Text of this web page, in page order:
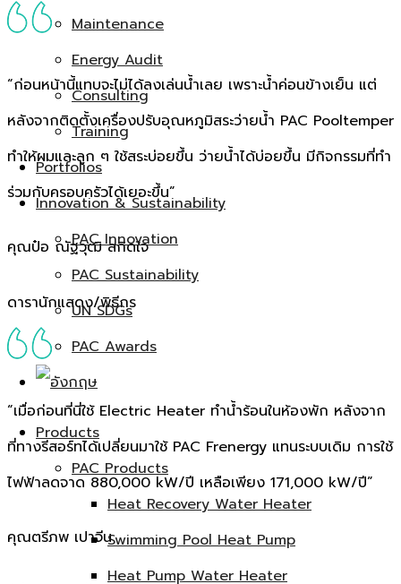
Maintenance
Energy Audit
Consulting
Training
Portfolios
Innovation & Sustainability
PAC Innovation
PAC Sustainability
UN SDGs
PAC Awards
Products
PAC Products
Heat Recovery Water Heater
Swimming Pool Heat Pump
Heat Pump Water Heater
“ก่อนหน้านี้แทบจะไม่ได้ลงเล่นน้ำเลย เพราะน้ำค่อนข้างเย็น แต่
หลังจากติดตั้งเครื่องปรับอุณหภูมิสระว่ายน้ำ PAC Pooltemper
ทำให้ผมและลูก ๆ ใช้สระบ่อยขึ้น ว่ายน้ำได้บ่อยขึ้น มีกิจกรรมที่ทำ
ร่วมกับครอบครัวได้เยอะขึ้น”
คุณป๋อ ณัฐวุฒิ สกิดใจ
ดารานักแสดง/พิธีกร
“เมื่อก่อนที่นี่ใช้ Electric Heater ทำน้ำร้อนในห้องพัก หลังจาก
ที่ทางรีสอร์ทได้เปลี่ยนมาใช้ PAC Frenergy แทนระบบเดิม การใช้
ไฟฟ้าลดจาด 880,000 kW/ปี เหลือเพียง 171,000 kW/ปี”
คุณตรีภพ เปาจีน